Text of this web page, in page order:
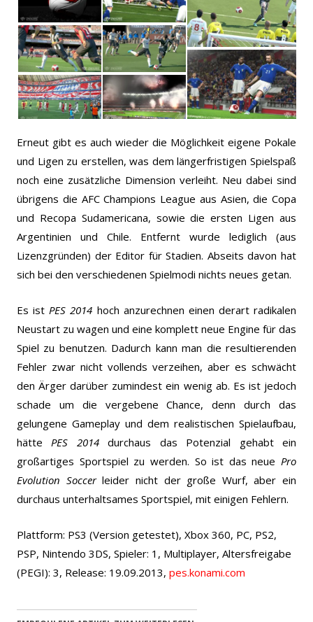
Erneut gibt es auch wieder die Möglichkeit eigene Pokale
und Ligen zu erstellen, was dem längerfristigen Spielspaß
noch eine zusätzliche Dimension verleiht. Neu dabei sind
übrigens die AFC Champions League aus Asien, die Copa
und Recopa Sudamericana, sowie die ersten Ligen aus
Argentinien und Chile. Entfernt wurde lediglich (aus
Lizenzgründen) der Editor für Stadien. Abseits davon hat
sich bei den verschiedenen Spielmodi nichts neues getan.
Es ist PES 2014 hoch anzurechnen einen derart radikalen
Neustart zu wagen und eine komplett neue Engine für das
Spiel zu benutzen. Dadurch kann man die resultierenden
Fehler zwar nicht vollends verzeihen, aber es schwächt
den Ärger darüber zumindest ein wenig ab. Es ist jedoch
schade um die vergebene Chance, denn durch das
gelungene Gameplay und dem realistischen Spielaufbau,
hätte PES 2014durchaus das Potenzial gehabt ein
großartiges Sportspiel zu werden. So ist das neue Pro
Evolution Soccerleider nicht der große Wurf, aber ein
durchaus unterhaltsames Sportspiel, mit einigen Fehlern.
Plattform: PS3 (Version getestet), Xbox 360, PC, PS2,
PSP, Nintendo 3DS, Spieler: 1, Multiplayer, Altersfreigabe
(PEGI): 3, Release: 19.09.2013, pes.konami.com